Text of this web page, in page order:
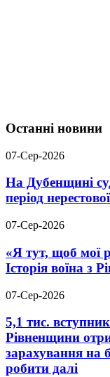
Останні новини
07-Сер-2026
На Дубенщині
період
07-Сер-2026
«Я тут, щоб мої
Історія воїна з
07-Сер-2026
5,1 тис.
Рівненщини
зарахування на
робити далі